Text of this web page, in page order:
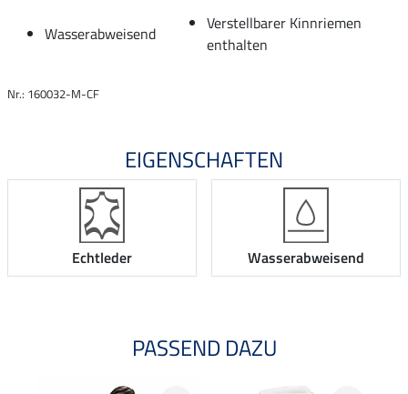
Wasserabweisend
Verstellbarer Kinnriemen
enthalten
Nr.: 160032-M-CF
EIGENSCHAFTEN
Echtleder Wasserabweisend
PASSEND DAZU